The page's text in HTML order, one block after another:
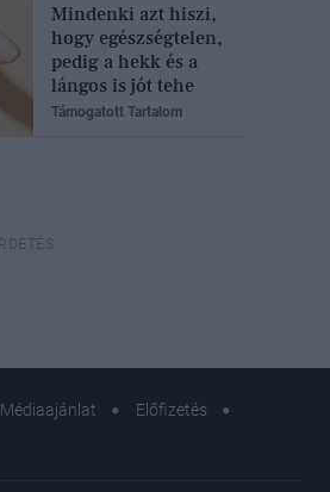
Mindenki azt hiszi,
hogy egészségtelen,
pedig a hekk és a
lángos is jót tehe
Támogatott Tartalom
Médiaajánlat
Előfizetés